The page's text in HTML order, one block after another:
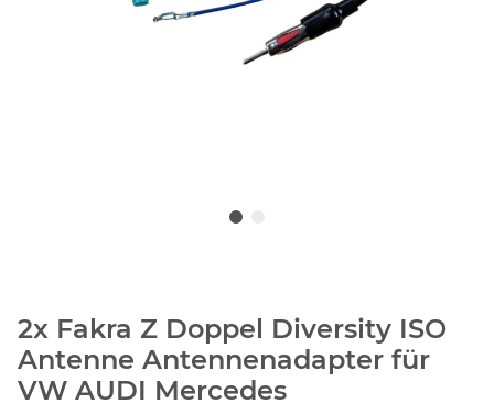
2x Fakra Z Doppel Diversity ISO
Antenne Antennenadapter für
VW AUDI Mercedes